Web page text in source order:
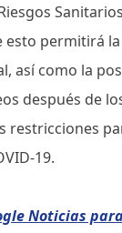
esto permitirá
así como la
después de
restricciones
19.
Noticias